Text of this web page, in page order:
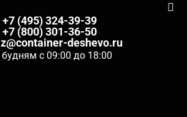
+7 (495) 324-39-39
+7 (800) 301-36-50
deshevo.ru
будням с 09:00 до 18:00